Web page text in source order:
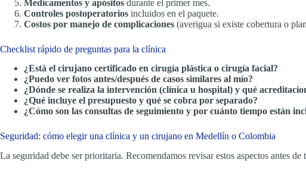
Medicamentos y apósitos durante el primer mes.
Controles postoperatorios incluidos en el paquete.
Costos por manejo de complicaciones (averigua si existe cobertura o
Checklist rápido de preguntas para la clínica
¿Está el cirujano certificado en cirugía plástica o cirugía facial?
¿Puedo ver fotos antes/después de casos similares al mío?
¿Dónde se realiza la intervención (clínica u hospital) y qué
¿Qué incluye el presupuesto y qué se cobra por separado?
¿Cómo son las consultas de seguimiento y por cuánto tiempo están
Seguridad: cómo elegir una clínica y un cirujano en Medellín o Colombia
La seguridad debe ser prioritaria. Recomendamos revisar estos aspectos antes de